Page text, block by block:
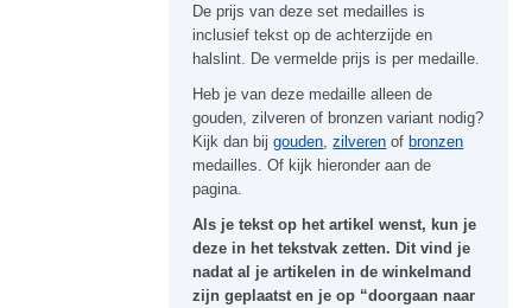
De prijs van deze set medailles is
inclusief tekst op de achterzijde en
halslint. De vermelde prijs is per medaille.
Heb je van deze medaille alleen de
gouden, zilveren of bronzen variant nodig?
Kijk dan bijgouden ,zilveren ofbronzen
medailles. Of kijk hieronder aan de
pagina.
Als je tekst op het artikel wenst, kun je
deze in het tekstvak zetten. Dit vind je
nadat al je artikelen in de winkelmand
zijn geplaatst en je op “doorgaan naar